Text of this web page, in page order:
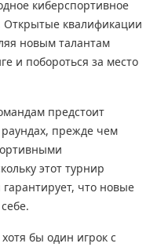
киберспортивное
Открытые квалификации
новым талантам
и побороться за место
предстоит
раундах, прежде чем
этот турнир
что новые
бы один игрок с